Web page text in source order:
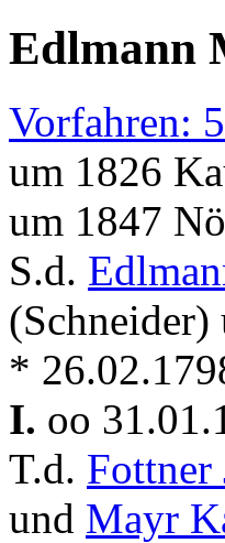
Edlmann
Vorfahren:
um 1826
um 1847
S.d.
(Schneider)
*
I. oo
T.d. Fottner
und Mayr